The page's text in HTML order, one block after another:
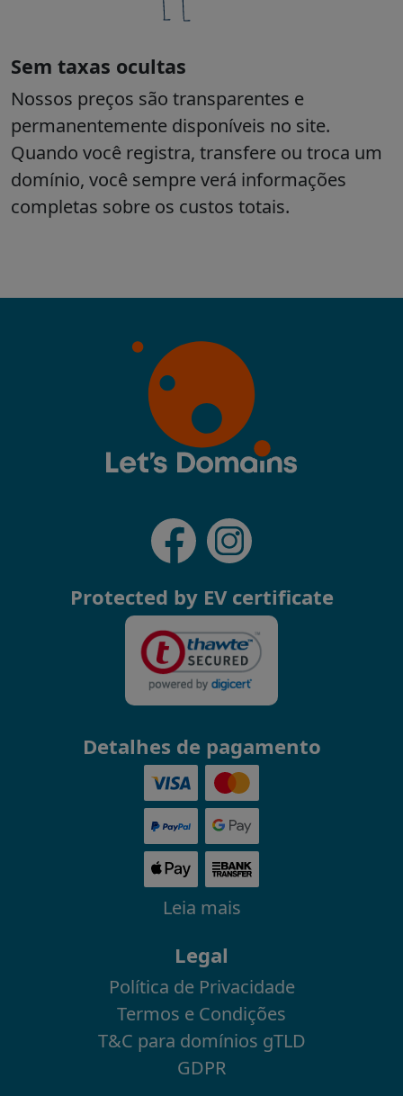
Protected by EV certificate
Detalhes de pagamento
Leia mais
Legal
Política de Privacidade
Termos e Condições
T&C para domínios gTLD
GDPR